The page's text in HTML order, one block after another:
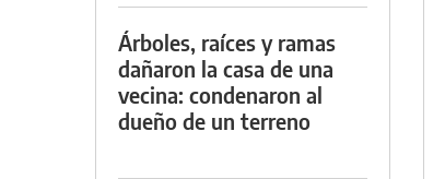
Árboles, raíces y ramas
dañaron la casa de una
vecina: condenaron al
dueño de un terreno